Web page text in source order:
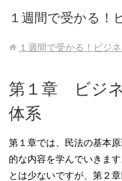
１週間で受かる！
１週間で受かる！ビジ
第１章 ビジ
体系
第１章では、民法の基本
的な内容を学んでいきま
とは少ないですが、第２